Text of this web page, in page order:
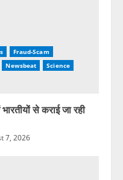
Fraud-Scam
Newsbeat
Science
से कराई जा रही
7, 2026